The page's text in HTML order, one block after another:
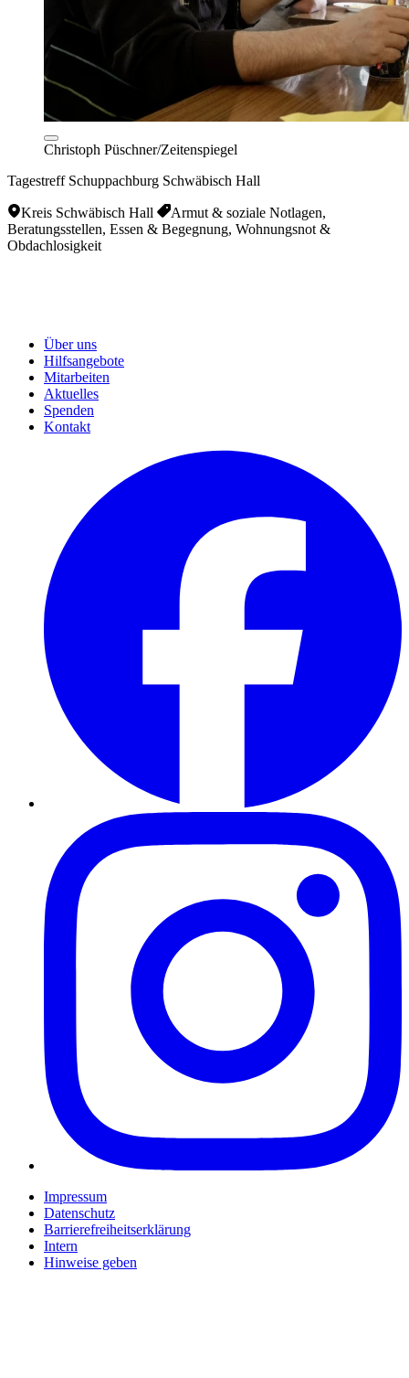
Christoph Püschner/Zeitenspiegel
Tagestreff Schuppachburg Schwäbisch Hall
Kreis Schwäbisch Hall
Armut & soziale Notlagen,
Beratungsstellen, Essen & Begegnung, Wohnungsnot &
Obdachlosigkeit
Über uns
Hilfsangebote
Mitarbeiten
Aktuelles
Spenden
Kontakt
Impressum
Datenschutz
Barrierefreiheitserklärung
Intern
Hinweise geben